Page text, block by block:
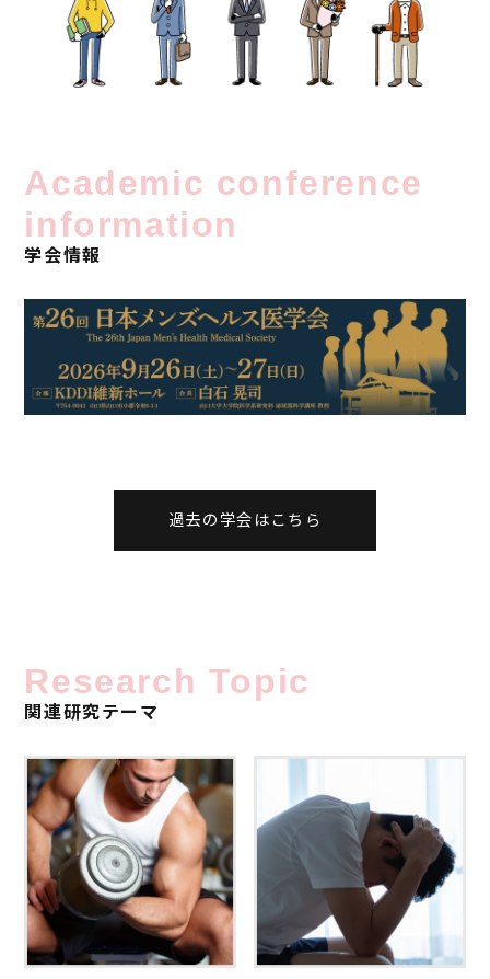
Academic conference
information
学会情報
過去の学会はこちら
Research Topic
関連研究テーマ